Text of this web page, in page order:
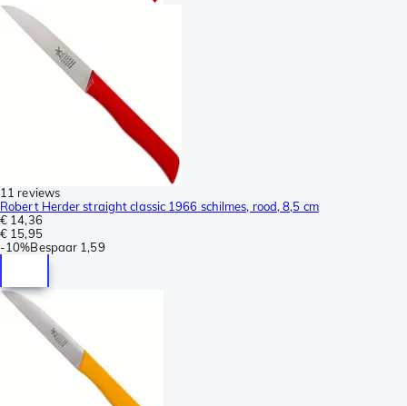
11 reviews
Robert Herder straight classic 1966 schilmes, rood, 8,5 cm
€ 14,36
€ 15,95
-10%Bespaar 1,59